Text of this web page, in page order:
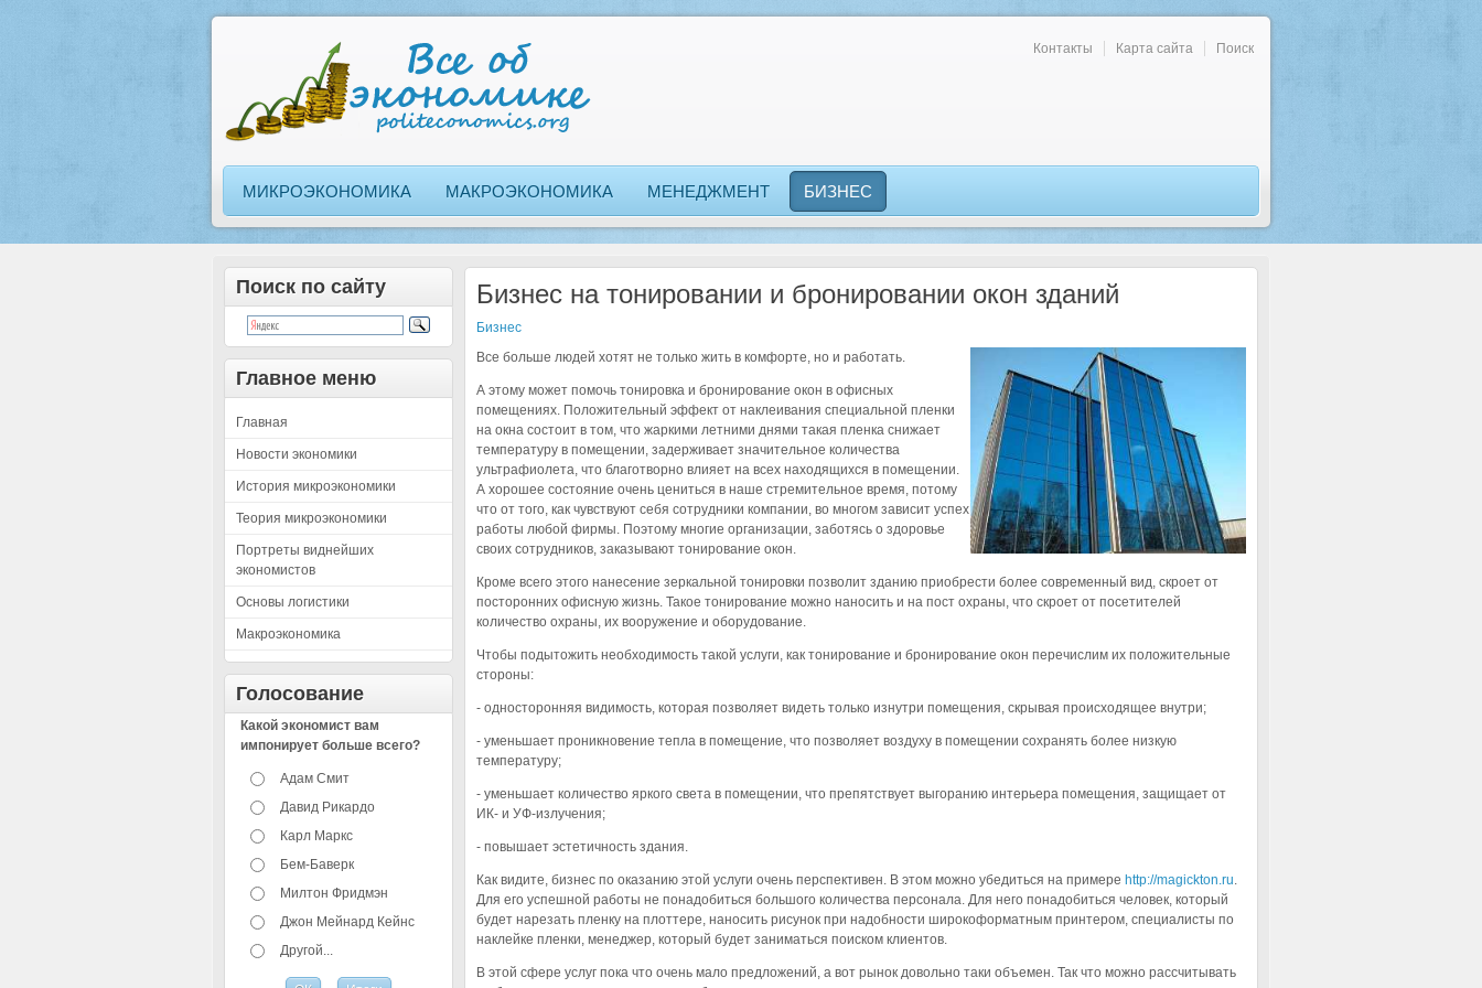
Контакты Карта сайта Поиск
МИКРОЭКОНОМИКА МАКРОЭКОНОМИКА МЕНЕДЖМЕНТ БИЗНЕС
Поиск по сайту
Главное меню
Главная
Новости экономики
История микроэкономики
Теория микроэкономики
Портреты виднейших
экономистов
Основы логистики
Макроэкономика
Голосование
Какой экономист вам
импонирует больше всего?
Адам Смит
Давид Рикардо
Карл Маркс
Бем-Баверк
Милтон Фридмэн
Джон Мейнард Кейнс
Другой...
Бизнес на тонировании и бронировании окон зданий
Бизнес
Все больше людей хотят не только жить в комфорте, но и работать.
А этому может помочь тонировка и бронирование окон в офисных
помещениях. Положительный эффект от наклеивания специальной пленки
на окна состоит в том, что жаркими летними днями такая пленка снижает
температуру в помещении, задерживает значительное количества
ультрафиолета, что благотворно влияет на всех находящихся в помещении.
А хорошее состояние очень цениться в наше стремительное время, потому
что от того, как чувствуют себя сотрудники компании, во многом зависит успех
работы любой фирмы. Поэтому многие организации, заботясь о здоровье
своих сотрудников, заказывают тонирование окон.
Кроме всего этого нанесение зеркальной тонировки позволит зданию приобрести более современный вид, скроет от
посторонних офисную жизнь. Такое тонирование можно наносить и на пост охраны, что скроет от посетителей
количество охраны, их вооружение и оборудование.
Чтобы подытожить необходимость такой услуги, как тонирование и бронирование окон перечислим их положительные
стороны:
- односторонняя видимость, которая позволяет видеть только изнутри помещения, скрывая происходящее внутри;
- уменьшает проникновение тепла в помещение, что позволяет воздуху в помещении сохранять более низкую
температуру;
- уменьшает количество яркого света в помещении, что препятствует выгоранию интерьера помещения, защищает от
ИК- и УФ-излучения;
- повышает эстетичность здания.
Как видите, бизнес по оказанию этой услуги очень перспективен. В этом можно убедиться на примере http://magickton.ru.
Для его успешной работы не понадобиться большого количества персонала. Для него понадобиться человек, который
будет нарезать пленку на плоттере, наносить рисунок при надобности широкоформатным принтером, специалисты по
наклейке пленки, менеджер, который будет заниматься поиском клиентов.
В этой сфере услуг пока что очень мало предложений, а вот рынок довольно таки объемен. Так что можно рассчитывать